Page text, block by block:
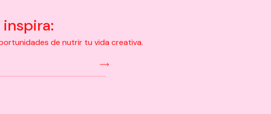
de nutrir tu vida creativa.